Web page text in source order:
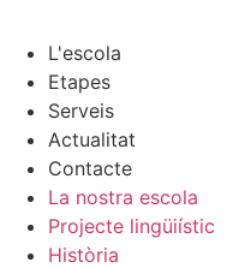
L'escola
Etapes
Serveis
Actualitat
Contacte
La nostra escola
Projecte lingüiístic
Història